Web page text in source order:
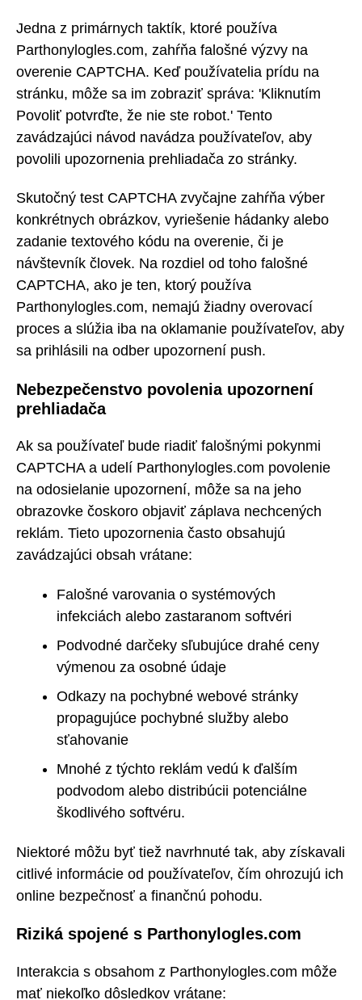
Jedna z primárnych taktík, ktoré používa
Parthonylogles.com, zahŕňa falošné výzvy na
overenie CAPTCHA. Keď používatelia prídu na
stránku, môže sa im zobraziť správa: 'Kliknutím
Povoliť potvrďte, že nie ste robot.' Tento
zavádzajúci návod navádza používateľov, aby
povolili upozornenia prehliadača zo stránky.
Skutočný test CAPTCHA zvyčajne zahŕňa výber
konkrétnych obrázkov, vyriešenie hádanky alebo
zadanie textového kódu na overenie, či je
návštevník človek. Na rozdiel od toho falošné
CAPTCHA, ako je ten, ktorý používa
Parthonylogles.com, nemajú žiadny overovací
proces a slúžia iba na oklamanie používateľov, aby
sa prihlásili na odber upozornení push.
Nebezpečenstvo povolenia upozornení
prehliadača
Ak sa používateľ bude riadiť falošnými pokynmi
CAPTCHA a udelí Parthonylogles.com povolenie
na odosielanie upozornení, môže sa na jeho
obrazovke čoskoro objaviť záplava nechcených
reklám. Tieto upozornenia často obsahujú
zavádzajúci obsah vrátane:
Falošné varovania o systémových
infekciách alebo zastaranom softvéri
Podvodné darčeky sľubujúce drahé ceny
výmenou za osobné údaje
Odkazy na pochybné webové stránky
propagujúce pochybné služby alebo
sťahovanie
Mnohé z týchto reklám vedú k ďalším
podvodom alebo distribúcii potenciálne
škodlivého softvéru.
Niektoré môžu byť tiež navrhnuté tak, aby získavali
citlivé informácie od používateľov, čím ohrozujú ich
online bezpečnosť a finančnú pohodu.
Riziká spojené s Parthonylogles.com
Interakcia s obsahom z Parthonylogles.com môže
mať niekoľko dôsledkov vrátane: